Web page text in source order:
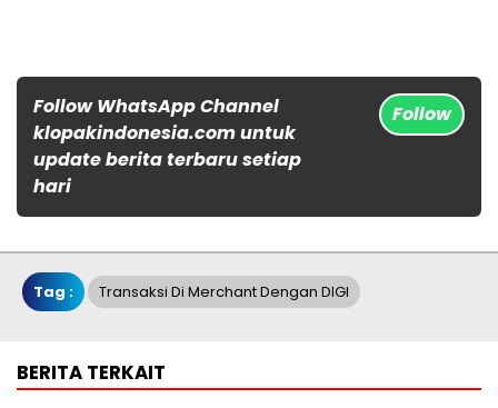
Follow WhatsApp Channel
klopakindonesia.com untuk
update berita terbaru setiap
hari
Follow
Tag : Transaksi Di Merchant Dengan DIGI
BERITA TERKAIT